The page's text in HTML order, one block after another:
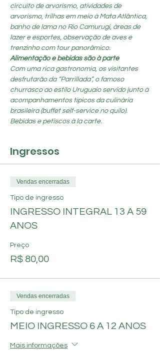
circuito de arvorismo, atividades de
arvorismo, trilhas em meio à Mata Atlântica,
banho de lama no Rio Camurugi, áreas de
lazer e esportes, observação de aves e
trenzinho com tour panorâmico.
Alimentação e bebidas são à parte
Com uma rica gastronomia, os visitantes
desfrutarão da “Parrillada”, o famoso
churrasco ao estilo Uruguaio servido junto à
acompanhamentos típicos da culinária
brasileira (buffet self-service no quilo).
Bebidas e petiscos à la carte.
Ingressos
Vendas encerradas
Tipo de ingresso
INGRESSO INTEGRAL 13 A 59
ANOS
Preço
R$ 80,00
Vendas encerradas
Tipo de ingresso
MEIO INGRESSO 6 A 12 ANOS
Mais informações